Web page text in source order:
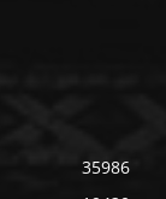
19420